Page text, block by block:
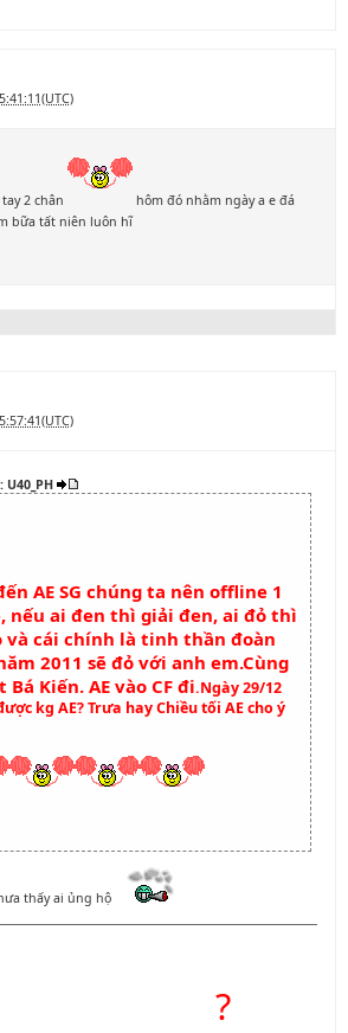
2 chân
hôm đó nhằm ngày a e đá
bữa tất niên luôn hĩ
AE SG chúng ta nên offline 1
nếu ai đen thì giải đen, ai đỏ thì
và cái chính là tinh thần đoàn
2011 sẽ đỏ với anh em.Cùng
Kiến. AE vào CF đi.Ngày 29/12
kg AE? Trưa hay Chiều tối AE cho ý
thấy ai ủng hộ
?